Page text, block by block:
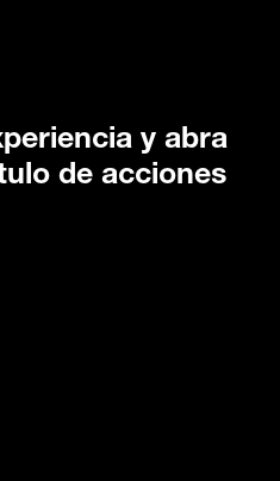
y abra
de acciones